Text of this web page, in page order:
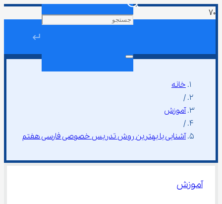
↵
خانه
/
آموزش
/
آشنایی با بهترین روش تدریس خصوصی فارسی هفتم
آموزش